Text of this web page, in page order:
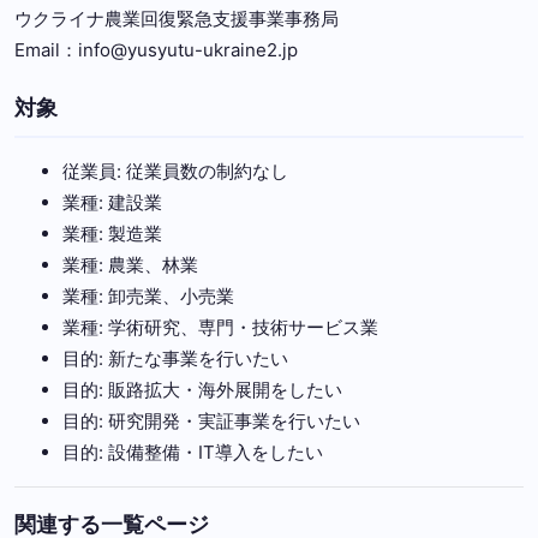
ウクライナ農業回復緊急支援事業事務局
Email：info@yusyutu-ukraine2.jp
対象
従業員: 従業員数の制約なし
業種: 建設業
業種: 製造業
業種: 農業、林業
業種: 卸売業、小売業
業種: 学術研究、専門・技術サービス業
目的: 新たな事業を行いたい
目的: 販路拡大・海外展開をしたい
目的: 研究開発・実証事業を行いたい
目的: 設備整備・IT導入をしたい
関連する一覧ページ